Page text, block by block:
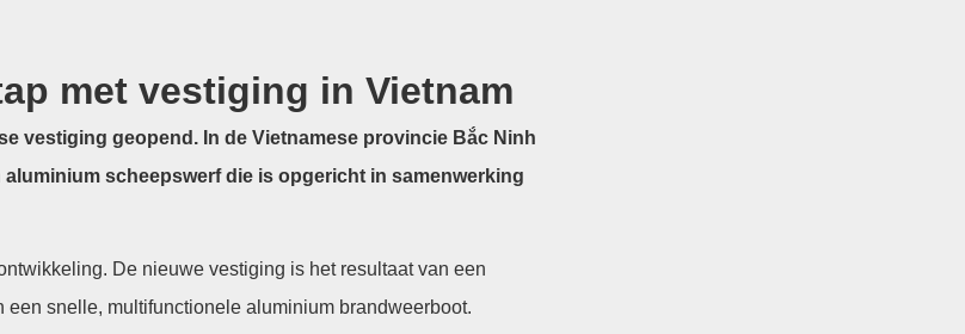
met vestiging in Vietnam
vestiging geopend. In de Vietnamese provincie Bắc Ninh
scheepswerf die is opgericht in samenwerking
De nieuwe vestiging is het resultaat van een
snelle, multifunctionele aluminium brandweerboot.